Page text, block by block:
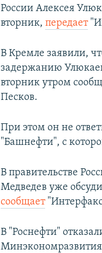
России Алексея
вторник,передает
В Кремле заявили,
задержанию
вторник утром
Песков.
При этом он не
"Башнефти", с
В правительстве
Медведев уже
сообщает
В "Роснефти"